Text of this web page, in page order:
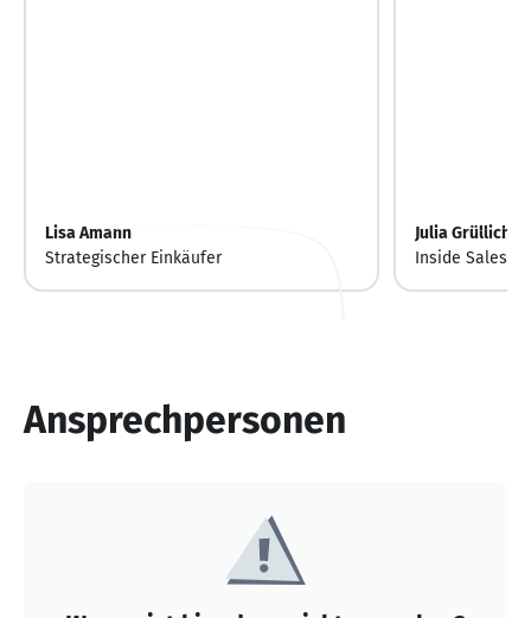
Lisa Amann
Strategischer Einkäufer
Julia Grüllich
Inside Sales
Ansprechpersonen